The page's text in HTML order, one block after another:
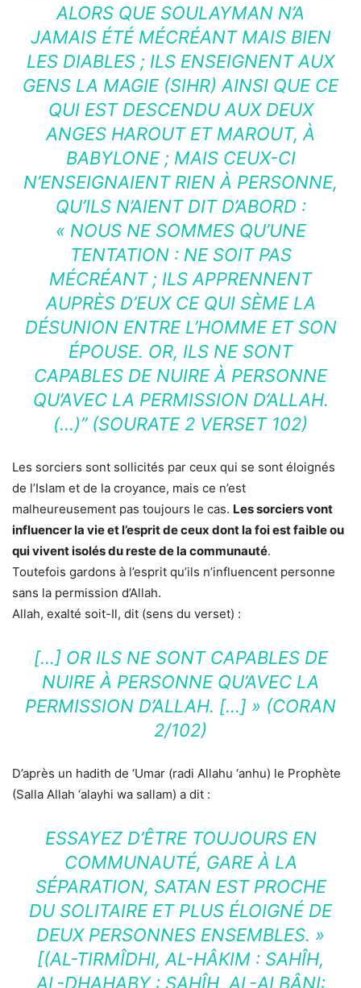
ALORS QUE SOULAYMAN N’A
JAMAIS ÉTÉ MÉCRÉANT MAIS BIEN
LES DIABLES ; ILS ENSEIGNENT AUX
GENS LA MAGIE (SIHR) AINSI QUE CE
QUI EST DESCENDU AUX DEUX
ANGES HAROUT ET MAROUT, À
BABYLONE ; MAIS CEUX-CI
N’ENSEIGNAIENT RIEN À PERSONNE,
QU’ILS N’AIENT DIT D’ABORD :
« NOUS NE SOMMES QU’UNE
TENTATION : NE SOIT PAS
MÉCRÉANT ; ILS APPRENNENT
AUPRÈS D’EUX CE QUI SÈME LA
DÉSUNION ENTRE L’HOMME ET SON
ÉPOUSE. OR, ILS NE SONT
CAPABLES DE NUIRE À PERSONNE
QU’AVEC LA PERMISSION D’ALLAH.
(…)” (SOURATE 2 VERSET 102)
Les sorciers sont sollicités par ceux qui se sont éloignés
de l’Islam et de la croyance, mais ce n’est
malheureusement pas toujours le cas. Les sorciers vont
influencer la vie et l’esprit de ceux dont la foi est faible ou
qui vivent isolés du reste de la communauté.
Toutefois gardons à l’esprit qu’ils n’influencent personne
sans la permission d’Allah.
Allah, exalté soit-Il, dit (sens du verset) :
[…] OR ILS NE SONT CAPABLES DE
NUIRE À PERSONNE QU’AVEC LA
PERMISSION D’ALLAH. […] » (CORAN
2/102)
D’après un hadith de ‘Umar (radi Allahu ‘anhu) le Prophète
(Salla Allah ‘alayhi wa sallam) a dit :
ESSAYEZ D’ÊTRE TOUJOURS EN
COMMUNAUTÉ, GARE À LA
SÉPARATION, SATAN EST PROCHE
DU SOLITAIRE ET PLUS ÉLOIGNÉ DE
DEUX PERSONNES ENSEMBLES. »
[(AL-TIRMÎDHI, AL-HÂKIM : SAHÎH,
AL-DHAHABY : SAHÎH, AL-ALBÂNI: